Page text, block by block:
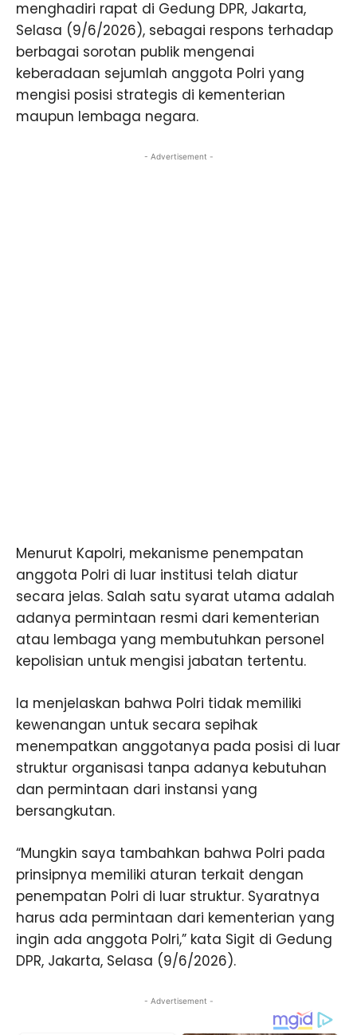
menghadiri rapat di Gedung DPR, Jakarta,
Selasa (9/6/2026), sebagai respons terhadap
berbagai sorotan publik mengenai
keberadaan sejumlah anggota Polri yang
mengisi posisi strategis di kementerian
maupun lembaga negara.
- Advertisement -
Menurut Kapolri, mekanisme penempatan
anggota Polri di luar institusi telah diatur
secara jelas. Salah satu syarat utama adalah
adanya permintaan resmi dari kementerian
atau lembaga yang membutuhkan personel
kepolisian untuk mengisi jabatan tertentu.
Ia menjelaskan bahwa Polri tidak memiliki
kewenangan untuk secara sepihak
menempatkan anggotanya pada posisi di luar
struktur organisasi tanpa adanya kebutuhan
dan permintaan dari instansi yang
bersangkutan.
“Mungkin saya tambahkan bahwa Polri pada
prinsipnya memiliki aturan terkait dengan
penempatan Polri di luar struktur. Syaratnya
harus ada permintaan dari kementerian yang
ingin ada anggota Polri,” kata Sigit di Gedung
DPR, Jakarta, Selasa (9/6/2026).
- Advertisement -